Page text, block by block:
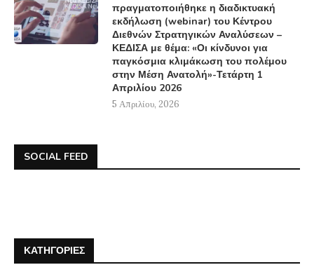
πραγματοποιήθηκε η διαδικτυακή
εκδήλωση (webinar) του Κέντρου
Διεθνών Στρατηγικών Αναλύσεων –
ΚΕΔΙΣΑ με θέμα: «Οι κίνδυνοι για
παγκόσμια κλιμάκωση του πολέμου
στην Μέση Ανατολή»-Τετάρτη 1
Απριλίου 2026
5 Απριλίου, 2026
SOCIAL FEED
ΚΑΤΗΓΟΡΊΕΣ